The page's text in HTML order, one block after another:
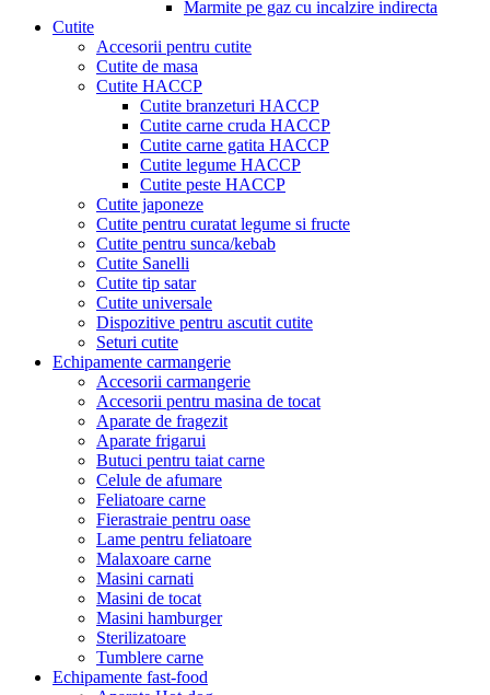
Marmite pe gaz cu incalzire indirecta
Cutite
Accesorii pentru cutite
Cutite de masa
Cutite HACCP
Cutite branzeturi HACCP
Cutite carne cruda HACCP
Cutite carne gatita HACCP
Cutite legume HACCP
Cutite peste HACCP
Cutite japoneze
Cutite pentru curatat legume si fructe
Cutite pentru sunca/kebab
Cutite Sanelli
Cutite tip satar
Cutite universale
Dispozitive pentru ascutit cutite
Seturi cutite
Echipamente carmangerie
Accesorii carmangerie
Accesorii pentru masina de tocat
Aparate de fragezit
Aparate frigarui
Butuci pentru taiat carne
Celule de afumare
Feliatoare carne
Fierastraie pentru oase
Lame pentru feliatoare
Malaxoare carne
Masini carnati
Masini de tocat
Masini hamburger
Sterilizatoare
Tumblere carne
Echipamente fast-food